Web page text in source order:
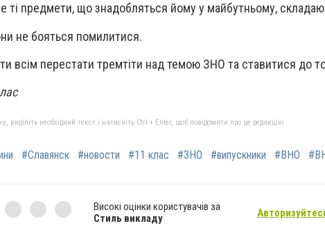
ті предмети, що знадобляться йому у майбутньому,
не бояться помилитися.
всім перестати тремтіти над темою ЗНО та ставитися до
виділіть необхідний текст і натисніть Ctrl + Enter, щоб повідомити про це редакцію
#Славянск #новости #11 клас #ЗНО #випускники #ВНО
Високі оцінки користувачів за
Стиль викладу